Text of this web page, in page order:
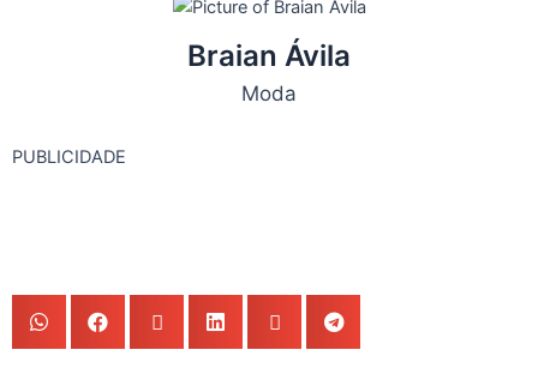
Braian Ávila
Moda
PUBLICIDADE